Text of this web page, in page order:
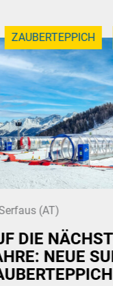
ZAUBERTEPPICH
(AT)
DIE
NEUE